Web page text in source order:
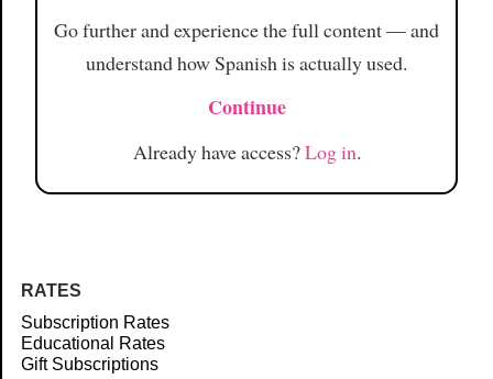
Go further and experience the full content — and
understand how Spanish is actually used.
Continue
Already have access?Log in.
RATES
Subscription Rates
Educational Rates
Gift Subscriptions